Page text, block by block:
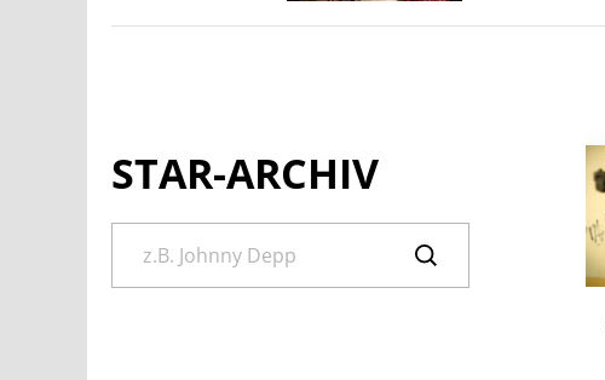
STAR-ARCHIV